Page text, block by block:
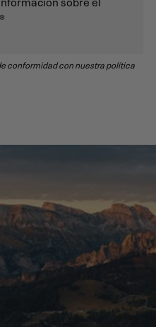
conformidad con nuestra política